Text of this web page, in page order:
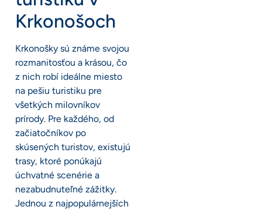
Krkonošoch
Krkonošky sú známe svojou
rozmanitosťou a krásou, čo
z nich robí ideálne miesto
na pešiu turistiku pre
všetkých milovníkov
prírody. Pre každého, od
začiatočníkov po
skúsených turistov, existujú
trasy, ktoré ponúkajú
úchvatné scenérie a
nezabudnuteľné zážitky.
Jednou z najpopulárnejších